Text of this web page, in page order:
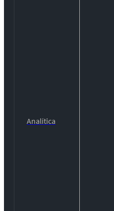
Analítica